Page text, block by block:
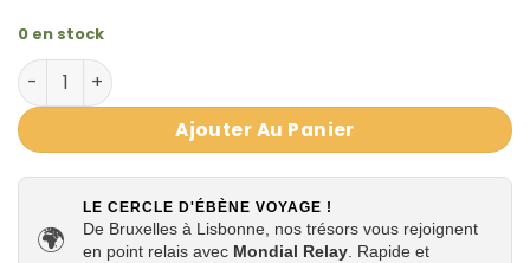
0 en stock
quantité de STA SOF FRO CHEVEUX VAPORISEZ OIL
Ajouter Au Panier
🌍
LE CERCLE D'ÉBÈNE VOYAGE !
De Bruxelles à Lisbonne, nos trésors vous rejoignent
en point relais avec Mondial Relay. Rapide et